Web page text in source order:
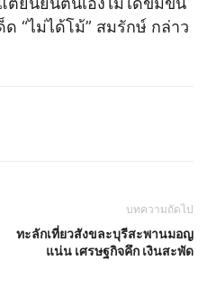
ด “ไม่ได้โม้” สมรักษ์ กล่าว
บทความถัดไป
ทะลักเที่ยวสังขละบุรีสะพานมอญ
แน่น เศรษฐกิจคึก เงินสะพัด